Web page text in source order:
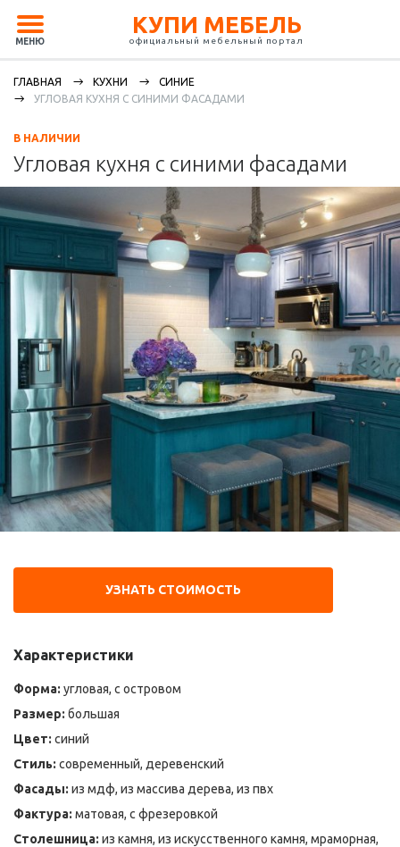
МЕНЮ
КУПИ МЕБЕЛЬ
официальный мебельный портал
ГЛАВНАЯ КУХНИ
СИНИЕ
УГЛОВАЯ КУХНЯ С СИНИМИ ФАСАДАМИ
В НАЛИЧИИ
Угловая кухня с синими фасадами
УЗНАТЬ СТОИМОСТЬ
Характеристики
Форма: угловая, с островом
Размер: большая
Цвет: синий
Стиль: современный, деревенский
Фасады: из мдф, из массива дерева, из пвх
Фактура: матовая, с фрезеровкой
Столешница: из камня, из искусственного камня, мраморная,